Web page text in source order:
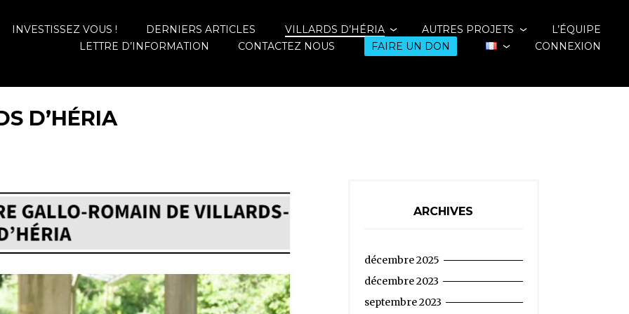
INVESTISSEZ VOUS ! DERNIERS ARTICLES VILLARDS D’HÉRIA AUTRES PROJETS
L’ÉQUIPE
LETTRE D’INFORMATION
CONTACTEZ NOUS FAIRE UN DON CONNEXION
D’HÉRIA
ARCHIVES
décembre 2025
décembre 2023
septembre 2023